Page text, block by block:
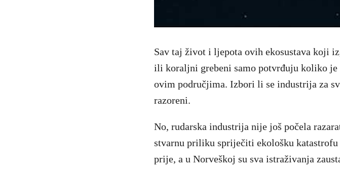
Sav taj život i ljepota ovih ekosustava koji
ili koraljni grebeni samo potvrđuju koliko je
ovim područjima. Izbori li se industrija za
razoreni.
No, rudarska industrija nije još počela
stvarnu priliku spriječiti ekološku
prije, a u Norveškoj su sva istraživanja